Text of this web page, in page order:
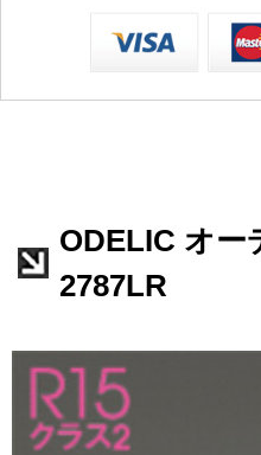
ODELIC オー
2787LR